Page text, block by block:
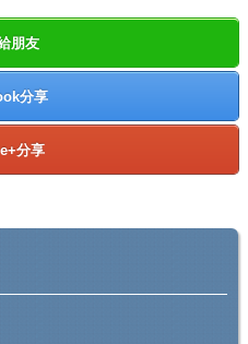
朋友
分享
分享